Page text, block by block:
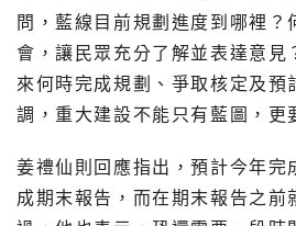
問，藍線目前規劃進度到哪裡？
會，讓民眾充分了解並表達意見
來何時完成規劃、爭取核定及預
調，重大建設不能只有藍圖，更
姜禮仙則回應指出，預計今年完
成期末報告，而在期末報告之前